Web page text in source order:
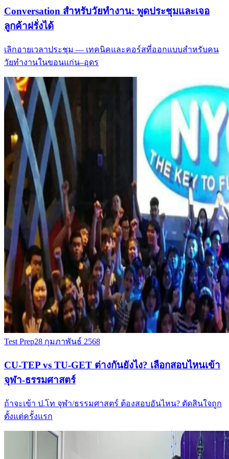
Conversation สำหรับวัยทำงาน: พูดประชุมและเจอ
ลูกค้าฝรั่งได้
เลิกอายเวลาประชุม — เทคนิคและคอร์สที่ออกแบบสำหรับคน
วัยทำงานในขอนแก่น–อุดร
Test Prep28 กุมภาพันธ์ 2568
CU-TEP vs TU-GET ต่างกันยังไง? เลือกสอบไหนเข้า
จุฬา-ธรรมศาสตร์
ถ้าจะเข้า ป.โท จุฬา/ธรรมศาสตร์ ต้องสอบอันไหน? ตัดสินใจถูก
ตั้งแต่ครั้งแรก